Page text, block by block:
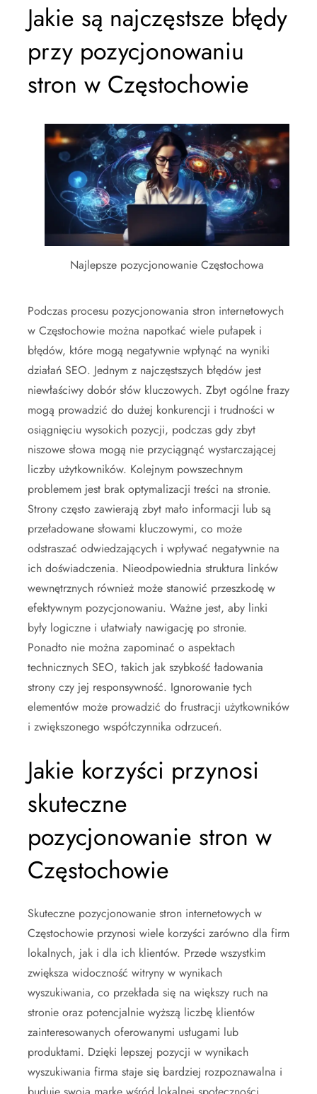
Jakie są najczęstsze błędy
przy pozycjonowaniu
stron w Częstochowie
Najlepsze pozycjonowanie Częstochowa
Podczas procesu pozycjonowania stron internetowych
w Częstochowie można napotkać wiele pułapek i
błędów, które mogą negatywnie wpłynąć na wyniki
działań SEO. Jednym z najczęstszych błędów jest
niewłaściwy dobór słów kluczowych. Zbyt ogólne frazy
mogą prowadzić do dużej konkurencji i trudności w
osiągnięciu wysokich pozycji, podczas gdy zbyt
niszowe słowa mogą nie przyciągnąć wystarczającej
liczby użytkowników. Kolejnym powszechnym
problemem jest brak optymalizacji treści na stronie.
Strony często zawierają zbyt mało informacji lub są
przeładowane słowami kluczowymi, co może
odstraszać odwiedzających i wpływać negatywnie na
ich doświadczenia. Nieodpowiednia struktura linków
wewnętrznych również może stanowić przeszkodę w
efektywnym pozycjonowaniu. Ważne jest, aby linki
były logiczne i ułatwiały nawigację po stronie.
Ponadto nie można zapominać o aspektach
technicznych SEO, takich jak szybkość ładowania
strony czy jej responsywność. Ignorowanie tych
elementów może prowadzić do frustracji użytkowników
i zwiększonego współczynnika odrzuceń.
Jakie korzyści przynosi
skuteczne
pozycjonowanie stron w
Częstochowie
Skuteczne pozycjonowanie stron internetowych w
Częstochowie przynosi wiele korzyści zarówno dla firm
lokalnych, jak i dla ich klientów. Przede wszystkim
zwiększa widoczność witryny w wynikach
wyszukiwania, co przekłada się na większy ruch na
stronie oraz potencjalnie wyższą liczbę klientów
zainteresowanych oferowanymi usługami lub
produktami. Dzięki lepszej pozycji w wynikach
wyszukiwania firma staje się bardziej rozpoznawalna i